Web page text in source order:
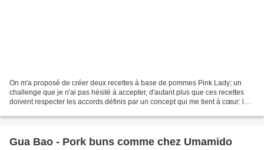
On m'a proposé de créer deux recettes à base de pommes Pink Lady; un
challenge que je n'ai pas hésité à accepter, d'autant plus que ces recettes
doivent respecter les accords définis par un concept qui me tient à cœur: le
Gua Bao - Pork buns comme chez Umamido